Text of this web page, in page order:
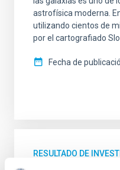
astrofísica moderna.
utilizando cientos de
por el cartografiado
Fecha de
RESULTADO DE